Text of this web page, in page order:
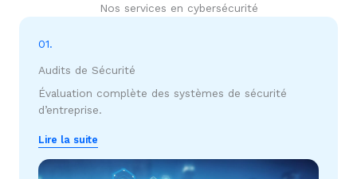
Nos services en cybersécurité
01.
Audits de Sécurité
Évaluation complète des systèmes de sécurité
d’entreprise.
Lire la suite